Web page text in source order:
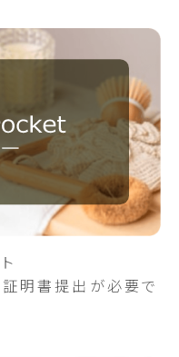
明書提出が必要で